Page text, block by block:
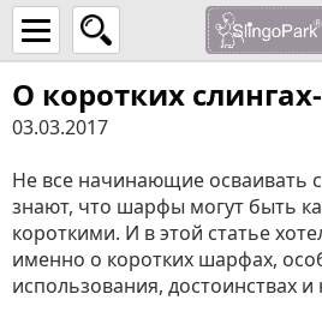
О коротких
03.03.2017
Не все начинающие осваивать
знают, что шарфы могут быть
короткими. И в этой статье
именно о коротких шарфах,
использования, достоинствах и